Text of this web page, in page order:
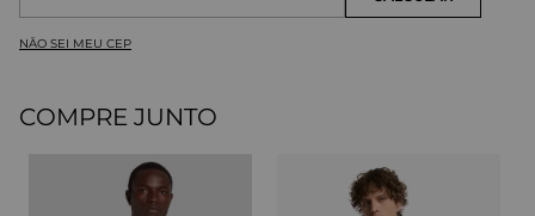
NÃO SEI MEU CEP
COMPRE JUNTO